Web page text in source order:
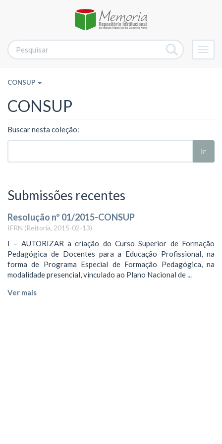
CONSUP
CONSUP
Buscar nesta coleção:
Ir
Submissões recentes
Resolução nº 01/2015-CONSUP
IFRN (Reitoria, 2015-02-13)
I – AUTORIZAR a criação do Curso Superior de Formação
Pedagógica de Docentes para a Educação Profissional, na
forma de Programa Especial de Formação Pedagógica, na
modalidade presencial, vinculado ao Plano Nacional de ...
Ver mais